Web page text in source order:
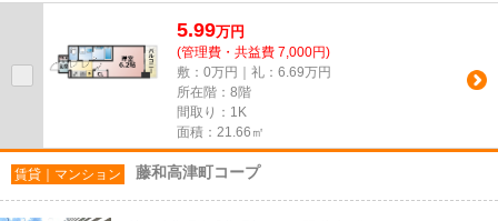
5.99万円
(管理費・共益費 7,000円)
敷：0万円｜礼：6.69万円
所在階：8階
間取り：1K
面積：21.66㎡
賃貸｜マンション 藤和高津町コープ